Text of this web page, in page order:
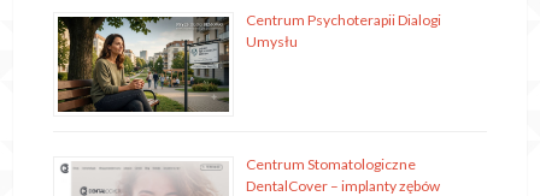
Centrum Psychoterapii Dialogi
Umysłu
Centrum Stomatologiczne
DentalCover – implanty zębów